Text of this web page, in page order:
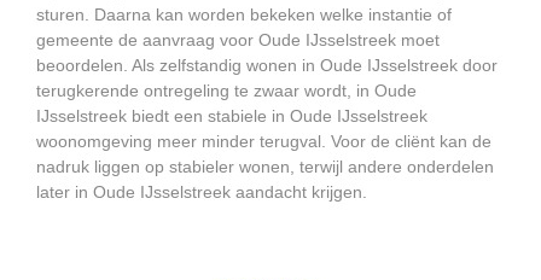
sturen. Daarna kan worden bekeken welke instantie of
gemeente de aanvraag voor Oude IJsselstreek moet
beoordelen. Als zelfstandig wonen in Oude IJsselstreek door
terugkerende ontregeling te zwaar wordt, in Oude
IJsselstreek biedt een stabiele in Oude IJsselstreek
woonomgeving meer minder terugval. Voor de cliënt kan de
nadruk liggen op stabieler wonen, terwijl andere onderdelen
later in Oude IJsselstreek aandacht krijgen.